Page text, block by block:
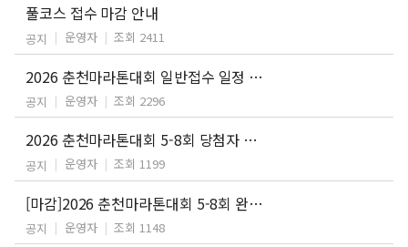
풀코스 접수 마감 안내
공지 운영자 조회 2411
2026 춘천마라톤대회 일반접수 일정 안내
공지 운영자 조회 2296
2026 춘천마라톤대회 5-8회 당첨자 안내
공지 운영자 조회 1199
[마감]2026 춘천마라톤대회 5-8회 완주자 응모 안내
공지 운영자 조회 1148